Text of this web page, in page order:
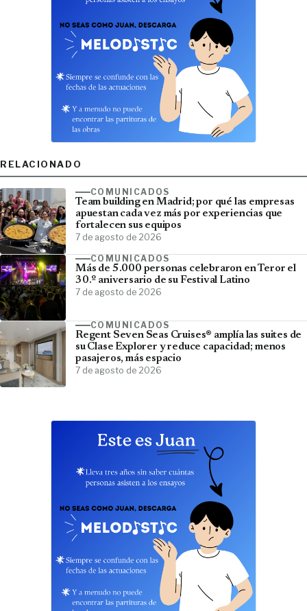
RELACIONADO
COMUNICADOS
Team building en Madrid; por qué las empresas
apuestan cada vez más por experiencias que
fortalecen sus equipos
7 de agosto de 2026
COMUNICADOS
Más de 5.000 personas celebraron en Teror el
30.º aniversario de su Festival Latino
7 de agosto de 2026
COMUNICADOS
Regent Seven Seas Cruises® amplía las suites de
su Clase Explorer y reduce capacidad; menos
pasajeros, más espacio
7 de agosto de 2026